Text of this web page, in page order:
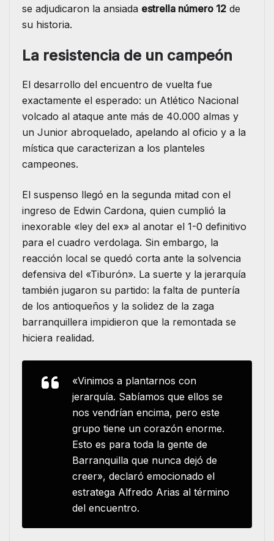
se adjudicaron la ansiada estrella número 12 de
su historia.
La resistencia de un campeón
El desarrollo del encuentro de vuelta fue
exactamente el esperado: un Atlético Nacional
volcado al ataque ante más de 40.000 almas y
un Junior abroquelado, apelando al oficio y a la
mística que caracterizan a los planteles
campeones.
El suspenso llegó en la segunda mitad con el
ingreso de Edwin Cardona, quien cumplió la
inexorable «ley del ex» al anotar el 1-0 definitivo
para el cuadro verdolaga. Sin embargo, la
reacción local se quedó corta ante la solvencia
defensiva del «Tiburón». La suerte y la jerarquía
también jugaron su partido: la falta de puntería
de los antioqueños y la solidez de la zaga
barranquillera impidieron que la remontada se
hiciera realidad.
«Vinimos a plantarnos con
jerarquía. Sabíamos que ellos se
nos vendrían encima, pero este
grupo tiene un corazón enorme.
Esto es para toda la gente de
Barranquilla que nunca dejó de
creer», declaró emocionado el
estratega Alfredo Arias al término
del encuentro.